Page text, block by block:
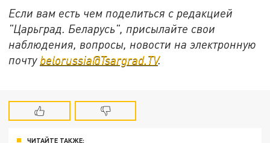
Если вам есть чем поделиться с редакцией
"Царьград. Беларусь", присылайте свои
наблюдения, вопросы, новости на электронную
почту belorussia@Tsargrad.TV.
ЧИТАЙТЕ ТАКЖЕ: